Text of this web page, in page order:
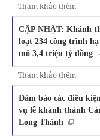
Tham khảo thêm
CẬP NHẬT: Khánh
loạt 234 công trình
mô 3,4 triệu tỷ đồng
Tham khảo thêm
Đảm bảo các điều
vụ lễ khánh thành
Long Thành